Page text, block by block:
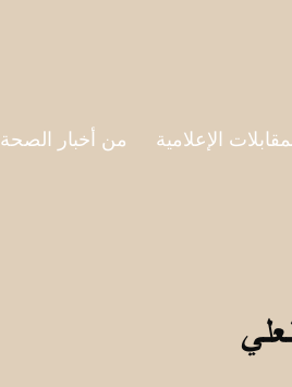
الإعلامية من أخبار الصحة